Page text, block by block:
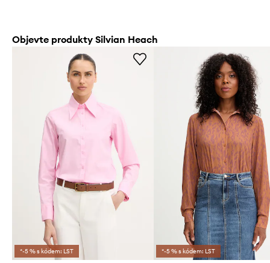
Objevte produkty Silvian Heach
*-5 % s kódem: LST *-5 % s kódem: LST